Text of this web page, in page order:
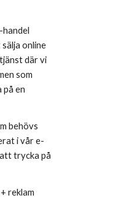
handel
online
där vi
som
en
behövs
i vår e-
trycka på
reklam